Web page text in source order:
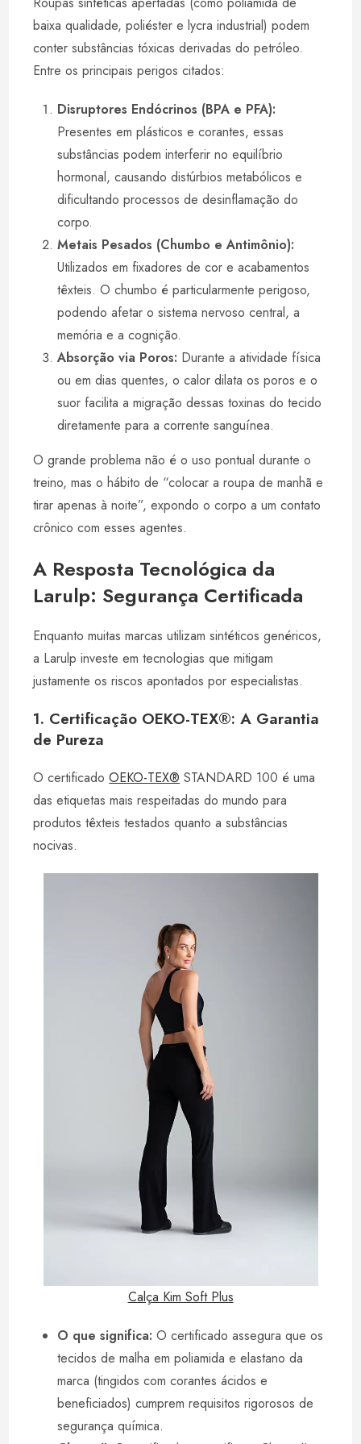
baixa qualidade, poliéster e lycra industrial) podem
conter substâncias tóxicas derivadas do petróleo.
Entre os principais perigos citados:
Disruptores Endócrinos (BPA e PFA):
Presentes em plásticos e corantes, essas
substâncias podem interferir no equilíbrio
hormonal, causando distúrbios metabólicos e
dificultando processos de desinflamação do
corpo.
Metais Pesados (Chumbo e Antimônio):
Utilizados em fixadores de cor e acabamentos
têxteis. O chumbo é particularmente perigoso,
podendo afetar o sistema nervoso central, a
memória e a cognição.
Absorção via Poros: Durante a atividade física
ou em dias quentes, o calor dilata os poros e o
suor facilita a migração dessas toxinas do tecido
diretamente para a corrente sanguínea.
O grande problema não é o uso pontual durante o
treino, mas o hábito de “colocar a roupa de manhã e
tirar apenas à noite”, expondo o corpo a um contato
crônico com esses agentes.
A Resposta Tecnológica da
Larulp: Segurança Certificada
Enquanto muitas marcas utilizam sintéticos genéricos,
a Larulp investe em tecnologias que mitigam
justamente os riscos apontados por especialistas.
1. Certificação OEKO-TEX®: A Garantia
de Pureza
O certificadoOEKO-TEX® STANDARD 100 é uma
das etiquetas mais respeitadas do mundo para
produtos têxteis testados quanto a substâncias
nocivas.
Calça Kim Soft Plus
O que significa: O certificado assegura que os
tecidos de malha em poliamida e elastano da
marca (tingidos com corantes ácidos e
beneficiados) cumprem requisitos rigorosos de
segurança química.